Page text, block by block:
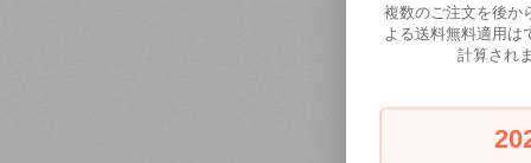
複数のご注文を後か
よる送料無料適用は
計算され